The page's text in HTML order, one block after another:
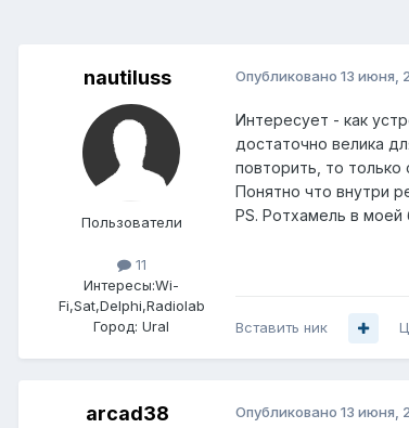
nautiluss
Пользователи
11
Интересы:Wi-
Fi,Sat,Delphi,Radiolab
Город: Ural
Опубликовано 13 июня,
Интересует - как
достаточно велика
повторить, то
Понятно что внутри
PS. Ротхамель в моей
Вставить ник
arcad38 Опубликовано 13 июня,